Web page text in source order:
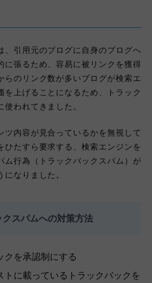
、引用元のブログに自身のブログへ
に張るため、容易に被リンクを獲得
らのリンク数が多いブログが検索エ
を上げることになるため、トラック
われてきました。
ツ内容が見合っているかを無視して
ひたすら要求する、検索エンジンを
ム行為（トラックバックスパム）が
なりました。
クスパムへの対策方法
クを承認制にする
トに載っているトラックバックを